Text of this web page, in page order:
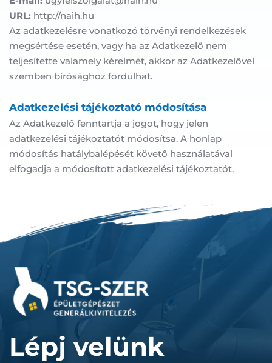
URL: http://naih.hu
Az adatkezelésre vonatkozó törvényi rendelkezések
megsértése esetén, vagy ha az Adatkezelő nem
teljesítette valamely kérelmét, akkor az Adatkezelővel
szemben bírósághoz fordulhat.
Adatkezelési tájékoztató módosítása
Az Adatkezelő fenntartja a jogot, hogy jelen
adatkezelési tájékoztatót módosítsa. A honlap
módosítás hatálybalépését követő használatával
elfogadja a módosított adatkezelési tájékoztatót.
Lépj velünk